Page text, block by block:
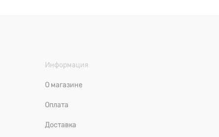
Информация
О магазине
Оплата
Доставка